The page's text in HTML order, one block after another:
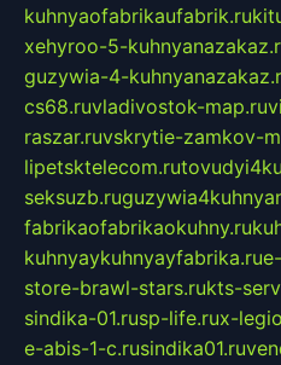
kuhnyaofabrikaufabrik.ru
xehyroo-5-
guzywia-4-
cs68.ruvladivostok-map.ru
raszar.ruvskrytie-zamkov-
lipetsktelecom.ru
seksuzb.ru
fabrikaofabrikaokuhny.ru
kuhnyaykuhnyayfabrika.ru
store-brawl-stars.rukts-
sindika-01.rusp-life.rux-
e-abis-1-c.rusindika01.ru